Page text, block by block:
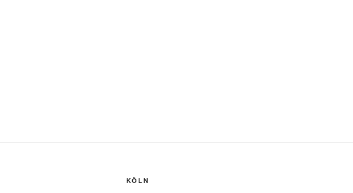
KÖLN